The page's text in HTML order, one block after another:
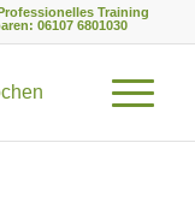
Training
06107 6801030